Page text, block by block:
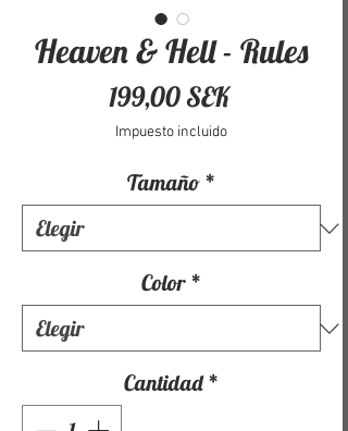
Heaven & Hell - Rules
199,00 SEKPrecio
Impuesto incluido
Tamaño *
Color *
Cantidad *